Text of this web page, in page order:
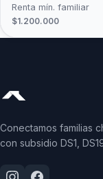
Renta mín. familiar
$1.200.000
Conectamos familias
con subsidio DS1,